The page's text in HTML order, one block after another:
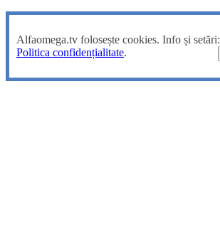
Alfaomega.tv folosește cookies. Info și setări:
Politica confidențialitate.